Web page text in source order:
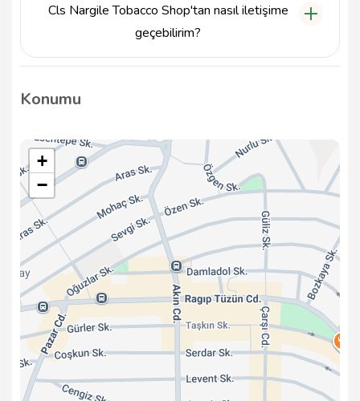
Cls Nargile Tobacco Shop'tan nasıl iletişime
geçebilirim?
Cls Nargile Tobacco Shop ile iletişime geçmek için
info@tavsiyemiz.com e-posta adresine yazabilirsiniz.
Konumu
+
−